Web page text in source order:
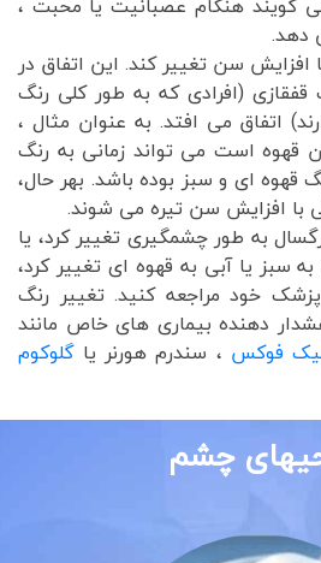
دهد.
سن تغییر کند. این اتفاق در
قفقازی (افرادی که به طور کلی رنگ
اتفاق می افتد. به عنوان مثال ،
است می تواند زمانی به رنگ
قهوه ای و سبز بوده باشد. بهر حال،
افزایش سن تیره می شوند.
به طور چشمگیری تغییر کرد، یا
سبز یا آبی به قهوه ای تغییر کرد،
خود مراجعه کنید. تغییر رنگ
دهنده بیماری های خاص مانند
فوکس ، سندرم هورنر یا گلوکوم
چشم